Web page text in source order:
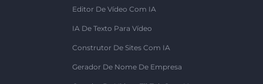
Editor De Vídeo Com IA
IA De Texto Para Vídeo
Construtor De Sites Com IA
Gerador De Nome De Empresa